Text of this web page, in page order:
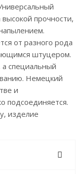
прочности,
от разного рода
штуцером.
специальный
Немецкий
и
подсоединяется.
изделие